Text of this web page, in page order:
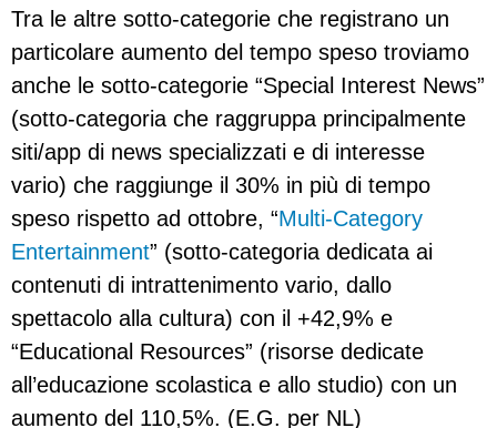
Tra le altre sotto-categorie che registrano un
particolare aumento del tempo speso troviamo
anche le sotto-categorie “Special Interest News”
(sotto-categoria che raggruppa principalmente
siti/app di news specializzati e di interesse
vario) che raggiunge il 30% in più di tempo
speso rispetto ad ottobre, “Multi-Category
Entertainment” (sotto-categoria dedicata ai
contenuti di intrattenimento vario, dallo
spettacolo alla cultura) con il +42,9% e
“Educational Resources” (risorse dedicate
all’educazione scolastica e allo studio) con un
aumento del 110,5%. (E.G. per NL)